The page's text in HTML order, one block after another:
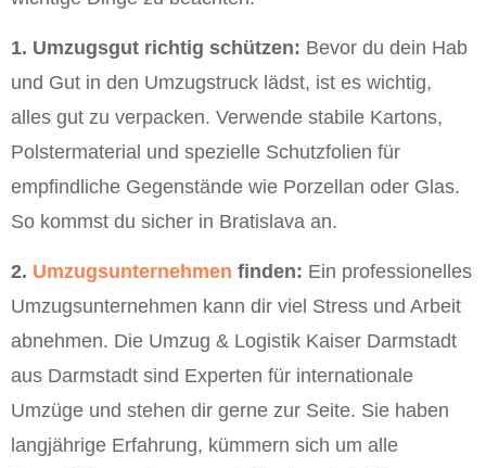
1. Umzugsgut richtig schützen: Bevor du dein Hab
und Gut in den Umzugstruck lädst, ist es wichtig,
alles gut zu verpacken. Verwende stabile Kartons,
Polstermaterial und spezielle Schutzfolien für
empfindliche Gegenstände wie Porzellan oder Glas.
So kommst du sicher in Bratislava an.
2. Umzugsunternehmen finden: Ein professionelles
Umzugsunternehmen kann dir viel Stress und Arbeit
abnehmen. Die Umzug & Logistik Kaiser Darmstadt
aus Darmstadt sind Experten für internationale
Umzüge und stehen dir gerne zur Seite. Sie haben
langjährige Erfahrung, kümmern sich um alle